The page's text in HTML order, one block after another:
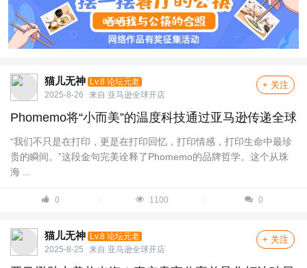
猫儿无神 Lv.8 论坛元老
2025-8-26
来自 亚马逊全球开店
+ 关注
Phomemo将“小而美”的温度科技通过亚马逊传递全球
“我们不只是在打印，更是在打印回忆，打印情感，打印生命中最珍
贵的瞬间。”这段金句完美诠释了Phomemo的品牌哲学。这个从珠
海 ...
0 1100 0
猫儿无神 Lv.8 论坛元老
2025-8-25
来自 亚马逊全球开店
+ 关注